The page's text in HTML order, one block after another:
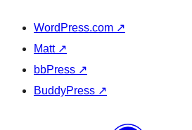
WordPress.com ↗
Matt ↗
bbPress ↗
BuddyPress ↗